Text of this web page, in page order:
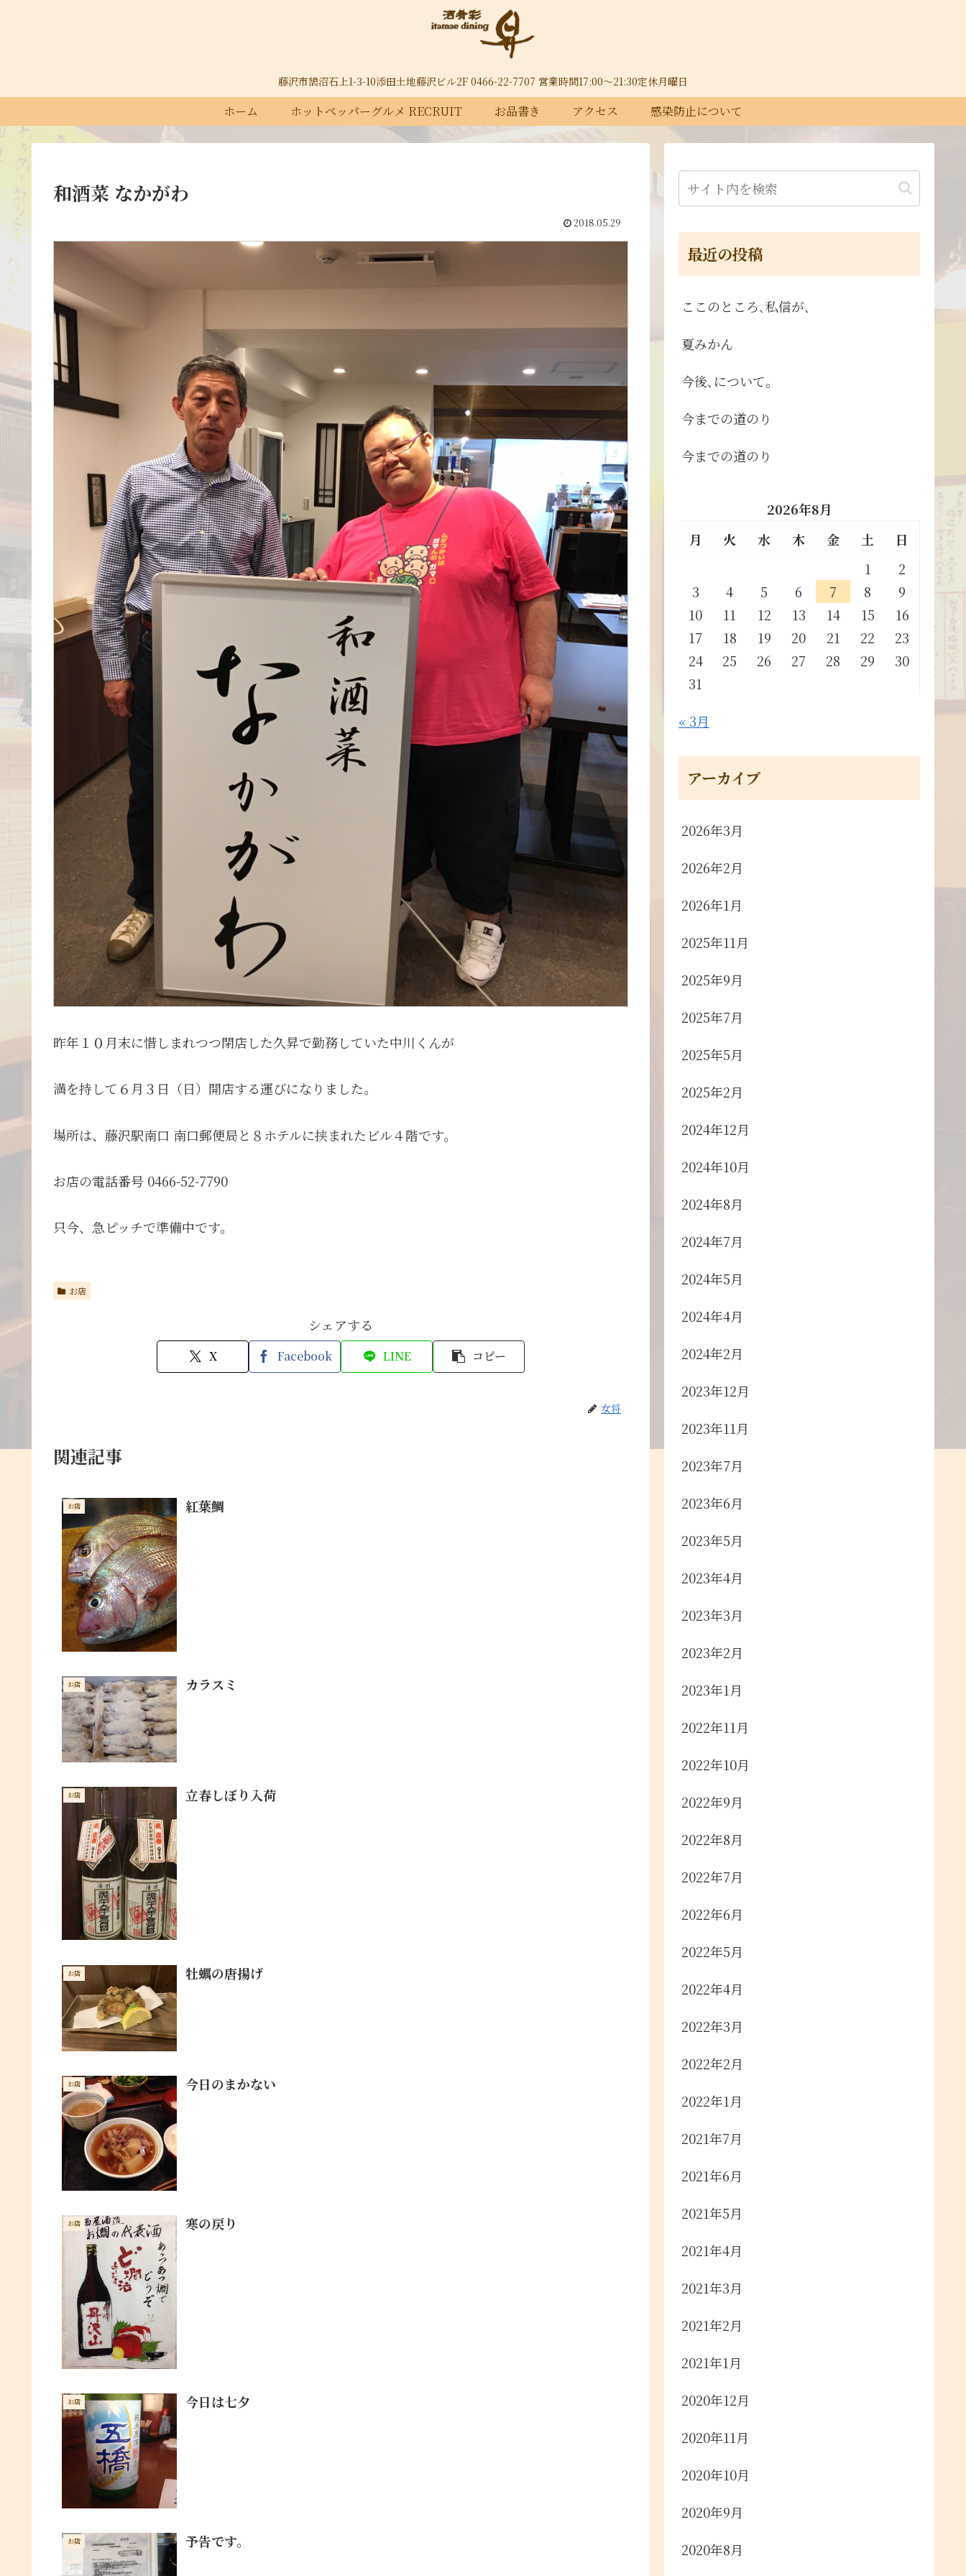
藤沢市鵠沼石上1-3-10添田土地藤沢ビル2F 0466-22-7707 営業時間17:00～21:30定休月曜日
ホーム ホットペッパーグルメ RECRUIT お品書き アクセス 感染防止について
和酒菜 なかがわ
2018.05.29
昨年１０月末に惜しまれつつ閉店した久昇で勤務していた中川くんが
満を持して６月３日（日）開店する運びになりました。
場所は、藤沢駅南口 南口郵便局と８ホテルに挟まれたビル４階です。
お店の電話番号 0466-52-7790
只今、急ピッチで準備中です。
お店
シェアする
X Facebook LINE コピー
女将
関連記事
お店 紅葉鯛
お店 カラスミ
お店 立春しぼり入荷
お店 牡蠣の唐揚げ
お店 今日のまかない
お店 寒の戻り
お店 今日は七夕
お店 予告です。
最近の投稿
ここのところ､私信が､
夏みかん
今後､について。
今までの道のり
今までの道のり
2026年8月
月
火 水 木 金 土
日
1
2
3
4 5 6 7 8
9
10
11 12 13 14 15
16
17
18 19 20 21 22
23
24
25 26 27 28 29
30
31
« 3月
アーカイブ
2026年3月
2026年2月
2026年1月
2025年11月
2025年9月
2025年7月
2025年5月
2025年2月
2024年12月
2024年10月
2024年8月
2024年7月
2024年5月
2024年4月
2024年2月
2023年12月
2023年11月
2023年7月
2023年6月
2023年5月
2023年4月
2023年3月
2023年2月
2023年1月
2022年11月
2022年10月
2022年9月
2022年8月
2022年7月
2022年6月
2022年5月
2022年4月
2022年3月
2022年2月
2022年1月
2021年7月
2021年6月
2021年5月
2021年4月
2021年3月
2021年2月
2021年1月
2020年12月
2020年11月
2020年10月
2020年9月
2020年8月